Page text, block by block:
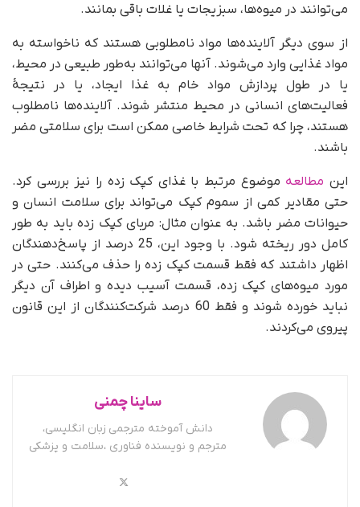
می‌توانند در میوه‌ها، سبزیجات یا غلات باقی بمانند.
از سوی دیگر آلاینده‌ها مواد نامطلوبی هستند که ناخواسته به
مواد غذایی وارد می‌شوند. آنها می‌توانند به‌طور طبیعی در محیط،
یا در طول پردازش مواد خام به غذا ایجاد، یا در نتیجۀ
فعالیت‌های انسانی در محیط منتشر شوند. آلاینده‌ها نامطلوب
هستند، چرا که تحت شرایط خاصی ممکن است برای سلامتی مضر
باشند.
این مطالعه موضوع مرتبط با غذای کپک زده را نیز بررسی کرد.
حتی مقادیر کمی از سموم کپک می‌تواند برای سلامت انسان و
حیوانات مضر باشد. به عنوان مثال: مربای کپک زده باید به طور
کامل دور ریخته شود. با وجود این، 25 درصد از پاسخ‌دهندگان
اظهار داشتند که فقط قسمت کپک زده را حذف می‌کنند. حتی در
مورد میوه‌های کپک زده، قسمت آسیب دیده و اطراف آن دیگر
نباید خورده شوند و فقط 60 درصد شرکت‌کنندگان از این قانون
پیروی می‌کردند.
ساینا چمنی
دانش آموخته مترجمی زبان انگلیسی،
مترجم و نویسنده فناوری ،سلامت و پزشکی